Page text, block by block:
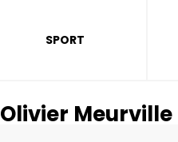
SPORT
Olivier Meurville